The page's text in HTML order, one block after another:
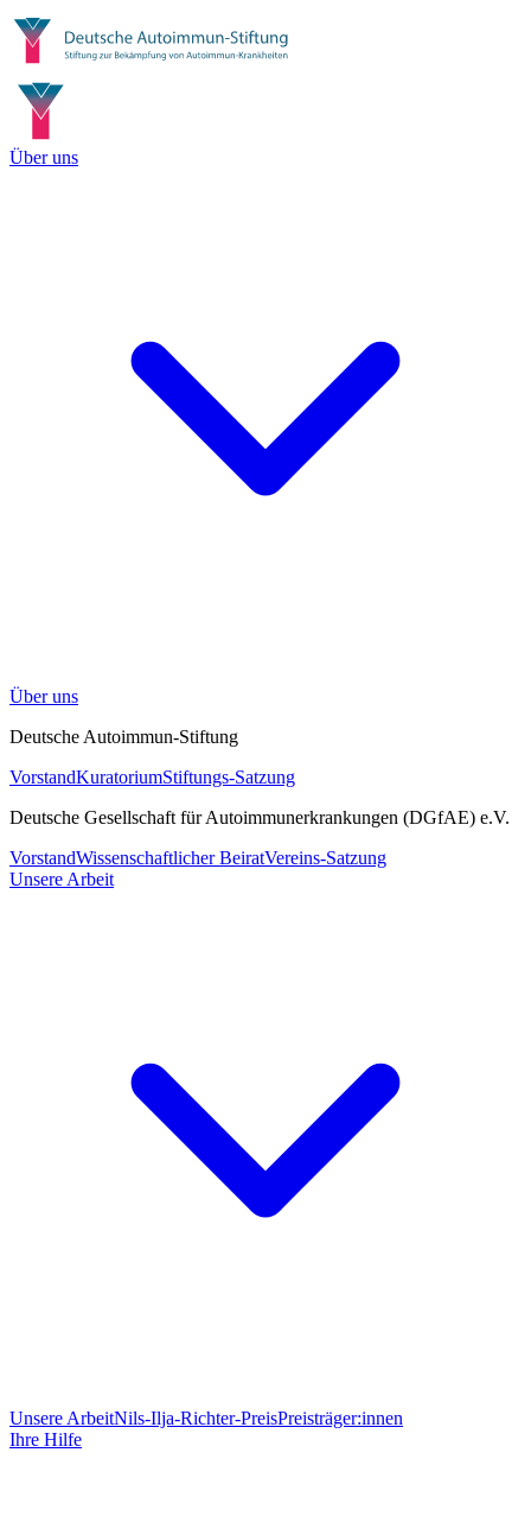
Über uns
Über uns
Deutsche Autoimmun-Stiftung
VorstandKuratoriumStiftungs-Satzung
Deutsche Gesellschaft für Autoimmunerkrankungen (DGfAE) e.V.
VorstandWissenschaftlicher BeiratVereins-Satzung
Unsere Arbeit
Unsere ArbeitNils-Ilja-Richter-PreisPreisträger:innen
Ihre Hilfe